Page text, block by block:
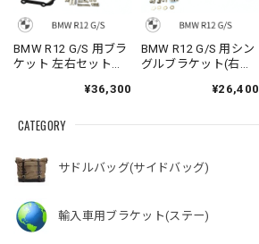
CATEGORY
サドルバッグ(サイドバッグ)
輸入車用ブラケット(ステー)
BMW R12 G/S 用ブラ
ケット 左右セット
¥36,300
BMW R12 G/S 用シン
グルブラケット(右側)
¥26,400